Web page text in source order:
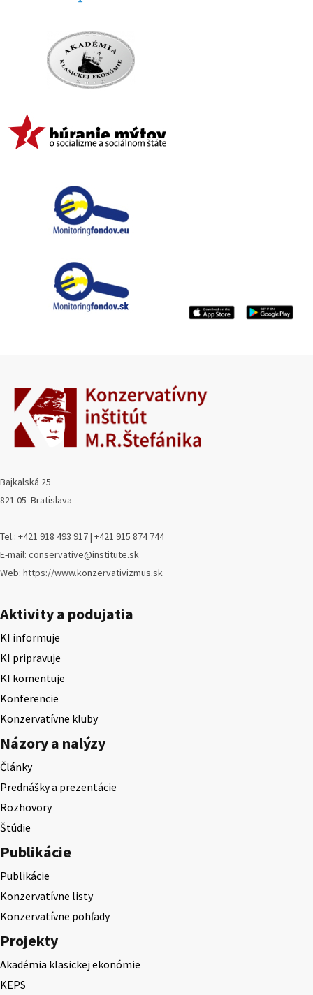
Bajkalská 25
821 05 Bratislava
Tel.: +421 918 493 917 | +421 915 874 744
E-mail: conservative@institute.sk
Web: https://www.konzervativizmus.sk
Aktivity a podujatia
KI informuje
KI pripravuje
KI komentuje
Konferencie
Konzervatívne kluby
Názory a nalýzy
Články
Prednášky a prezentácie
Rozhovory
Štúdie
Publikácie
Publikácie
Konzervatívne listy
Konzervatívne pohľady
Projekty
Akadémia klasickej ekonómie
KEPS